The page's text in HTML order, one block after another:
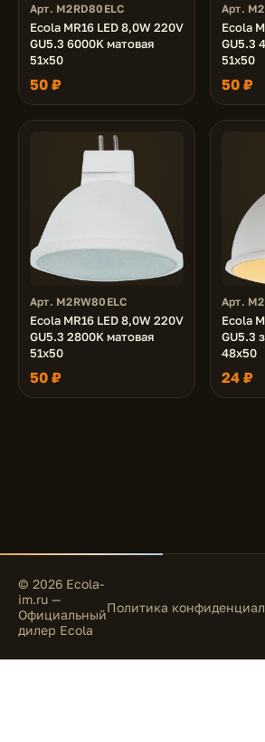
Арт. M2RD80ELC
Ecola MR16 LED 8,0W 220V
GU5.3 6000K матовая
51x50
50 ₽
Арт.
Ecola
GU5.3
51x50
50 ₽
Арт. M2RW80ELC
Ecola MR16 LED 8,0W 220V
GU5.3 2800K матовая
51x50
50 ₽
Арт.
Ecola
GU5.3
48x50
24 ₽
© 2026 Ecola-
im.ru —
Официальный
дилер Ecola
Политика